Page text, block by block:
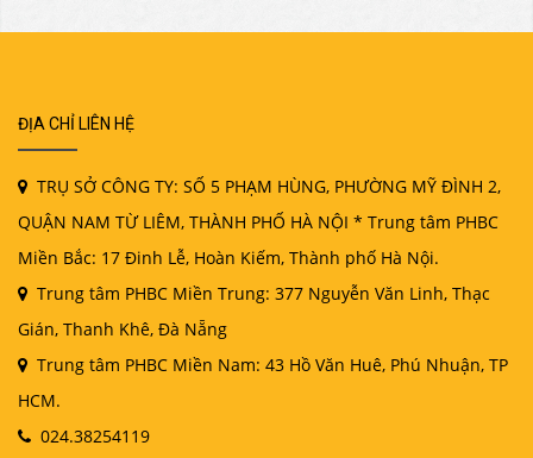
ĐỊA CHỈ LIÊN HỆ
TRỤ SỞ CÔNG TY: SỐ 5 PHẠM HÙNG, PHƯỜNG MỸ ĐÌNH 2,
QUẬN NAM TỪ LIÊM, THÀNH PHỐ HÀ NỘI * Trung tâm PHBC
Miền Bắc: 17 Đinh Lễ, Hoàn Kiếm, Thành phố Hà Nội.
Trung tâm PHBC Miền Trung: 377 Nguyễn Văn Linh, Thạc
Gián, Thanh Khê, Đà Nẵng
Trung tâm PHBC Miền Nam: 43 Hồ Văn Huê, Phú Nhuận, TP
HCM.
024.38254119